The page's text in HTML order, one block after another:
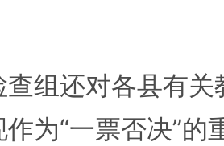
还对各县有关
为“一票否决”的